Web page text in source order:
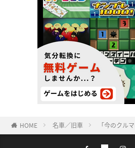
HOME 名車／旧車 「今のクル